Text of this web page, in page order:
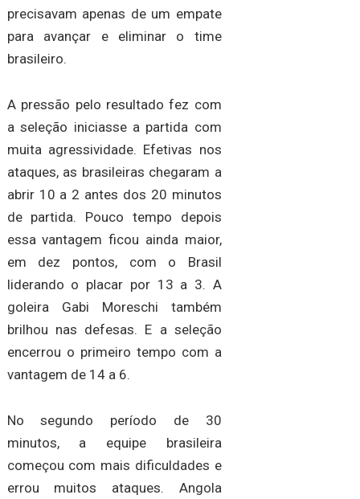
precisavam apenas de um empate
para avançar e eliminar o time
brasileiro.
A pressão pelo resultado fez com
a seleção iniciasse a partida com
muita agressividade. Efetivas nos
ataques, as brasileiras chegaram a
abrir 10 a 2 antes dos 20 minutos
de partida. Pouco tempo depois
essa vantagem ficou ainda maior,
em dez pontos, com o Brasil
liderando o placar por 13 a 3. A
goleira Gabi Moreschi também
brilhou nas defesas. E a seleção
encerrou o primeiro tempo com a
vantagem de 14 a 6.
No segundo período de 30
minutos, a equipe brasileira
começou com mais dificuldades e
errou muitos ataques. Angola